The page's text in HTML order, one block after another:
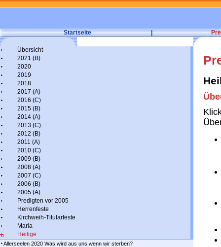
Startseite |
Übersicht
2021 (B)
2020
2019
2018
2017 (A)
2016 (C)
2015 (B)
2014 (A)
2013 (C)
2012 (B)
2011 (A)
2010 (C)
2009 (B)
2008 (A)
2007 (C)
2006 (B)
2005 (A)
Predigten vor 2005
Herrenfeste
Kirchweih-Titularfeste
Maria
Heilige
Allerseelen 2020 Was wird aus uns wenn wir sterben?